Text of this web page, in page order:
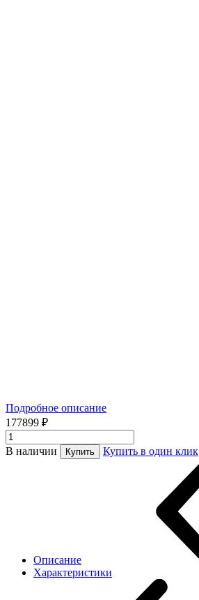
Подробное описание
177899 ₽
В наличии Купить Купить в один клик
Описание
Характеристики